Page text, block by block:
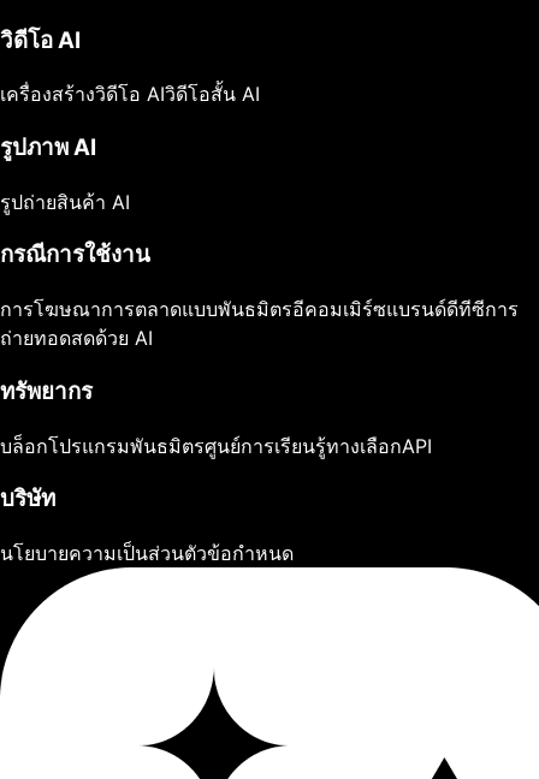
วิดีโอ AI
เครื่องสร้างวิดีโอ AIวิดีโอสั้น AI
รูปภาพ AI
รูปถ่ายสินค้า AI
กรณีการใช้งาน
การโฆษณาการตลาดแบบพันธมิตรอีคอมเมิร์ซแบรนด์ดีทีซีการ
ถ่ายทอดสดด้วย AI
ทรัพยากร
บล็อกโปรแกรมพันธมิตรศูนย์การเรียนรู้ทางเลือกAPI
บริษัท
นโยบายความเป็นส่วนตัวข้อกำหนด